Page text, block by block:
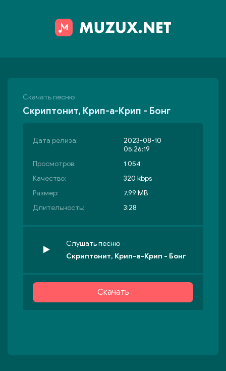
Скачать песню
Скриптонит, Крип-а-Крип - Бонг
Дата релиза:
2023-08-10
05:26:19
Просмотров:
1 054
Качество:
320 kbps
Размер:
7.99 MB
Длительность:
3:28
Слушать песню
Скриптонит, Крип-а-Крип - Бонг
Скачать